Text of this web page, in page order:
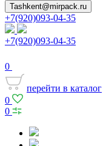
Tashkent@mirpack.ru
+7(920)093-04-35
+7(920)093-04-35
0
перейти в каталог
0
0